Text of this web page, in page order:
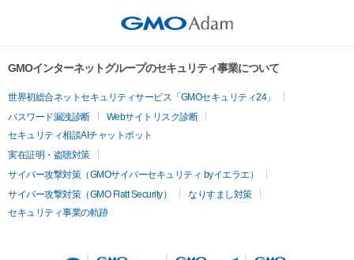
GMOインターネットグループのセキュリティ事業について
世界初総合ネットセキュリティサービス「GMOセキュリティ24」
パスワード漏洩診断
Webサイトリスク診断
セキュリティ相談AIチャットボット
実在証明・盗聴対策
サイバー攻撃対策（GMOサイバーセキュリティ byイエラエ）
サイバー攻撃対策（GMO Flatt Security）
なりすまし対策
セキュリティ事業の軌跡